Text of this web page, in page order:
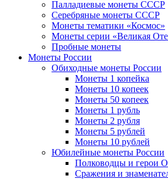
Палладиевые монеты СССР
Серебряные монеты CCCР
Монеты тематики «Космос»
Монеты серии «Великая
Пробные монеты
Монеты России
Обиходные монеты России
Монеты 1 копейка
Монеты 10 копеек
Монеты 50 копеек
Монеты 1 рубль
Монеты 2 рубля
Монеты 5 рублей
Монеты 10 рублей
Юбилейные монеты России
Полководцы и герои
Сражения и